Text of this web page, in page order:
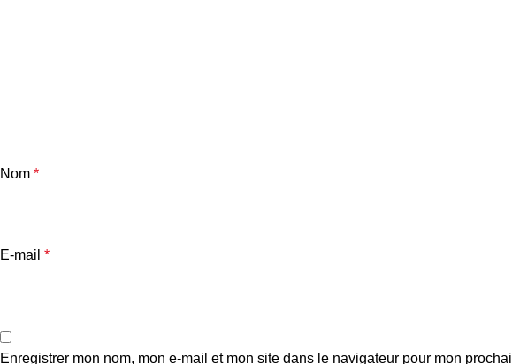
Nom *
E-mail *
Enregistrer mon nom, mon e-mail et mon site dans le navigateur pour mon